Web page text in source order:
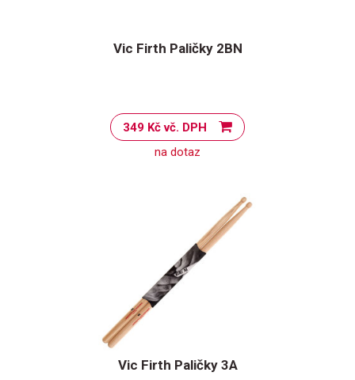
Vic Firth Paličky 2BN
349 Kč vč. DPH
na dotaz
Vic Firth Paličky 3A